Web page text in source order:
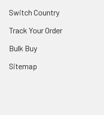
Switch Country
Track Your Order
Bulk Buy
Sitemap